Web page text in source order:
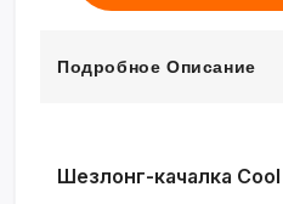
Подробное Описание
Шезлонг-качалка Cool